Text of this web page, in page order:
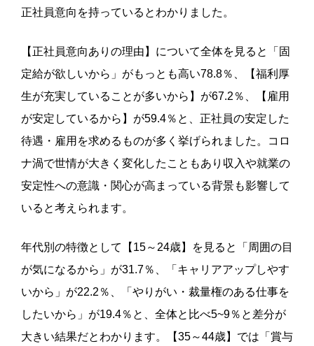
正社員意向を持っているとわかりました。
【正社員意向ありの理由】について全体を見ると「固
定給が欲しいから」がもっとも高い78.8％、【福利厚
生が充実していることが多いから】が67.2％、【雇用
が安定しているから】が59.4％と、正社員の安定した
待遇・雇用を求めるものが多く挙げられました。
コロ
ナ渦で世情が大きく変化したこともあり収入や就業の
安定性への意識・関心が高まっている背景も影響して
いると考えられます。
年代別の特徴として【15～24歳】を見ると「周囲の目
が気になるから」が31.7％、「キャリアアップしやす
いから」が22.2％、「やりがい・裁量権のある仕事を
したいから」が19.4％と、全体と比べ5~9％と差分が
大きい結果だとわかります。【35～44歳】では「賞与